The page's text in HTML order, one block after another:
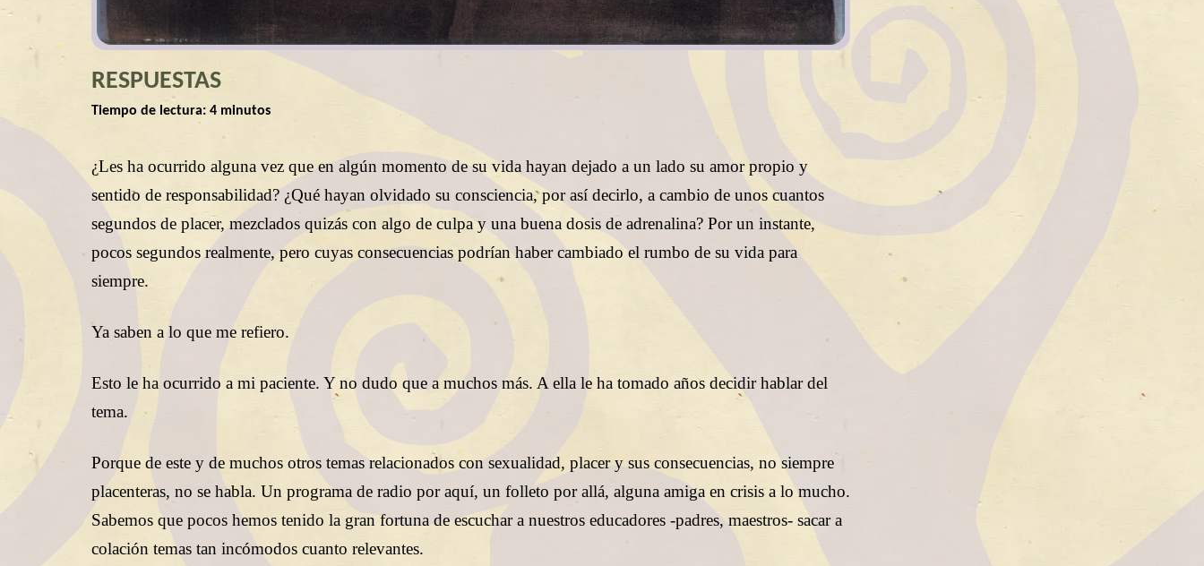
RESPUESTAS
Tiempo de lectura: 4 minutos
¿Les ha ocurrido alguna vez que en algún momento de su vida hayan dejado a un lado su amor propio y
sentido de responsabilidad? ¿Qué hayan olvidado su consciencia, por así decirlo, a cambio de unos cuantos
segundos de placer, mezclados quizás con algo de culpa y una buena dosis de adrenalina? Por un instante,
pocos segundos realmente, pero cuyas consecuencias podrían haber cambiado el rumbo de su vida para
siempre.
Ya saben a lo que me refiero.
Esto le ha ocurrido a mi paciente. Y no dudo que a muchos más. A ella le ha tomado años decidir hablar del
tema.
Porque de este y de muchos otros temas relacionados con sexualidad, placer y sus consecuencias, no siempre
placenteras, no se habla. Un programa de radio por aquí, un folleto por allá, alguna amiga en crisis a lo mucho.
Sabemos que pocos hemos tenido la gran fortuna de escuchar a nuestros educadores -padres, maestros- sacar a
colación temas tan incómodos cuanto relevantes.